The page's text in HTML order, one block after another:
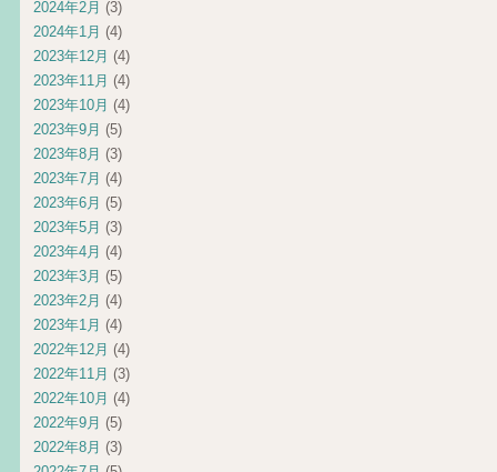
2024年2月 (3)
2024年1月 (4)
2023年12月 (4)
2023年11月 (4)
2023年10月 (4)
2023年9月 (5)
2023年8月 (3)
2023年7月 (4)
2023年6月 (5)
2023年5月 (3)
2023年4月 (4)
2023年3月 (5)
2023年2月 (4)
2023年1月 (4)
2022年12月 (4)
2022年11月 (3)
2022年10月 (4)
2022年9月 (5)
2022年8月 (3)